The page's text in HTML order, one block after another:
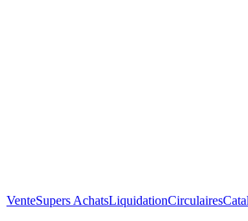
VenteSupers AchatsLiquidationCirculaires